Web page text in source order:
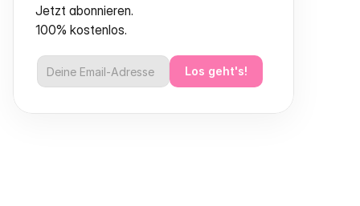
Jetzt abonnieren.
100% kostenlos.
Los geht's!